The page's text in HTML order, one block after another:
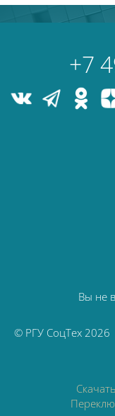
Блоки
+7
Вы не
© РГУ СоцТех 2026